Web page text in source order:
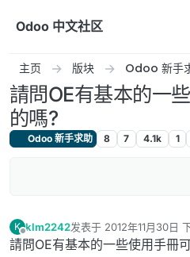
Odoo 中文社区
主页 版块 Odoo 新手
請問OE有基本的一
的嗎?
Odoo 新手求助 8 7 4.1k 1
K
离线
klm2242发表于 2012年11月30日
最后由 编辑
請問OE有基本的一些使用手冊